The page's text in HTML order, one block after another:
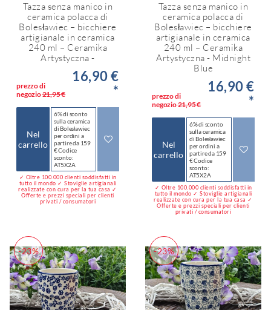
Tazza senza manico in
ceramica polacca di
Bolesławiec – bicchiere
artigianale in ceramica
240 ml – Ceramika
Artystyczna -
prezzo di
negozio21,95 €
16,90 €
*
Nel
carrello
6% di sconto
sulla ceramica
di Bolesławiec
per ordini a
partire da 159
€ Codice
sconto:
AT5X2A
✓ Oltre 100.000 clienti soddisfatti in
tutto il mondo ✓ Stoviglie artigianali
realizzate con cura per la tua casa ✓
Offerte e prezzi speciali per clienti
privati / consumatori
Tazza senza manico in
ceramica polacca di
Bolesławiec – bicchiere
artigianale in ceramica
240 ml – Ceramika
Artystyczna - Midnight
Blue
prezzo di
negozio21,95 €
16,90 €
*
Nel
carrello
6% di sconto
sulla ceramica
di Bolesławiec
per ordini a
partire da 159
€ Codice
sconto:
AT5X2A
✓ Oltre 100.000 clienti soddisfatti in
tutto il mondo ✓ Stoviglie artigianali
realizzate con cura per la tua casa ✓
Offerte e prezzi speciali per clienti
privati / consumatori
-23% -23%